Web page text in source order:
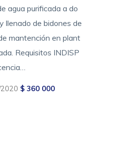
agua purificada a do
llenado de bidones de
mantención en plant
Requisitos INDISP
$ 360 000